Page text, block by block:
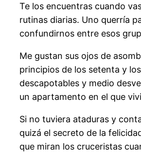
Te los encuentras cuando
rutinas diarias. Uno querría
confundirnos entre esos
Me gustan sus ojos de
principios de los setenta y
descapotables y medio
un apartamento en el que
Si no tuviera ataduras y
quizá el secreto de la
que miran los cruceristas